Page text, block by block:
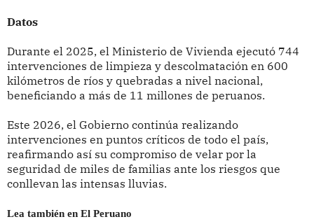
Datos
Durante el 2025, el Ministerio de Vivienda ejecutó 744
intervenciones de limpieza y descolmatación en 600
kilómetros de ríos y quebradas a nivel nacional,
beneficiando a más de 11 millones de peruanos.
Este 2026, el Gobierno continúa realizando
intervenciones en puntos críticos de todo el país,
reafirmando así su compromiso de velar por la
seguridad de miles de familias ante los riesgos que
conllevan las intensas lluvias.
Lea también en El Peruano